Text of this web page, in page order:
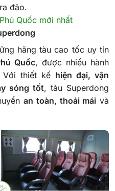
đảo.
Quốc mới nhất
hãng tàu cao tốc uy tín
Quốc, được nhiều hành
Với thiết kế hiện đại, vận
sóng tốt, tàu Superdong
an toàn, thoải mái và